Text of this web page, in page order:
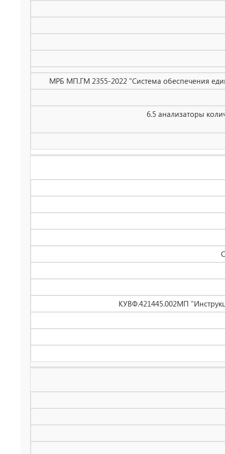
МРБ МП.ГМ 2355-2022 "Система обеспечения
6.5 анализаторы
КУВФ.421445.002МП